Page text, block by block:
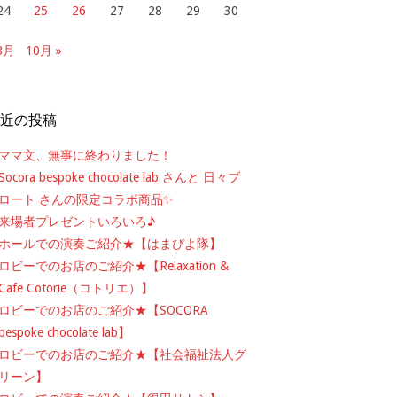
25 26 27 28 29 30
10月 »
の投稿
マ文、無事に終わりました！
bespoke chocolate lab さんと 日々ブ
ート さんの限定コラボ商品✨
場者プレゼントいろいろ♪
ールでの演奏ご紹介★【はまぴよ隊】
ビーでのお店のご紹介★【Relaxation &
Cotorie（コトリエ）】
ビーでのお店のご紹介★【SOCORA
chocolate lab】
ビーでのお店のご紹介★【社会福祉法人グ
ーン】